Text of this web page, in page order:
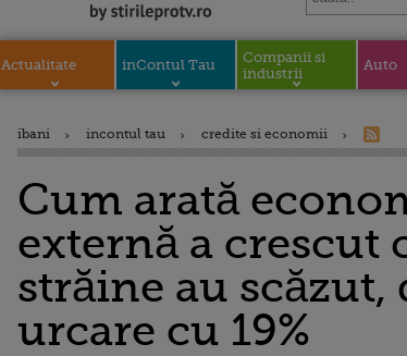
Actualitate inContul Tau
Companii si
industrii
Auto
ibani incontul tau credite si economii
Cum arată
externă a crescut
străine au
urcare cu 19%